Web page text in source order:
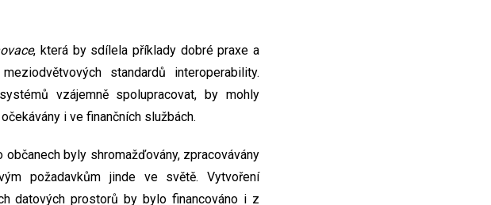
, která by sdílela příklady dobré praxe a
standardů interoperability.
vzájemně spolupracovat, by mohly
i ve finančních službách.
byly shromažďovány, zpracovávány
požadavkům jinde ve světě. Vytvoření
datových prostorů by bylo financováno i z